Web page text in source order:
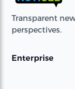
Transparent
perspectives.
Enterprise